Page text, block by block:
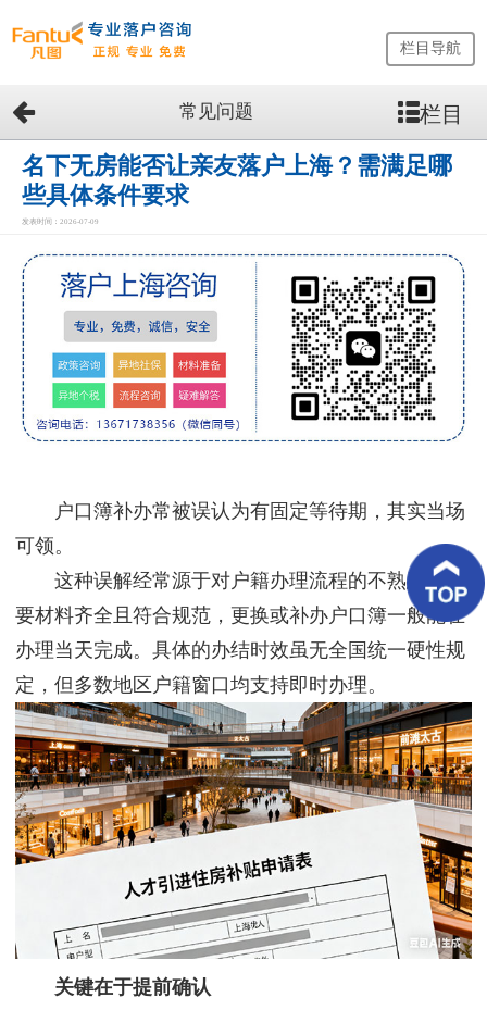
网
站
首
页
留
生
务
优
案
客
好
评
新
闻
资
讯
联
系
栏目导航
常见问题 栏目
名下无房能否让亲友落户上海？需满足哪
些具体条件要求
发表时间：2026-07-09
户口簿补办常被误认为有固定等待期，其实当场
可领。
这种误解经常源于对户籍办理流程的不熟悉。只
要材料齐全且符合规范，更换或补办户口簿一般能在
办理当天完成。具体的办结时效虽无全国统一硬性规
定，但多数地区户籍窗口均支持即时办理。
关键在于提前确认